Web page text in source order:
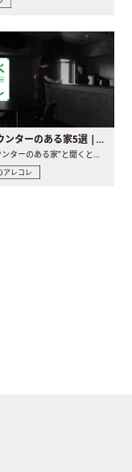
バーカウンターのある家5選 | 日常に馴染む“距離の近い”キッチンとは
“バーカウンターのある家”と聞くと、少し特別な、大人のための..
アレコレ